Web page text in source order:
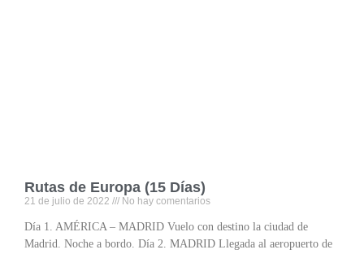
Rutas de Europa (15 Días)
21 de julio de 2022 No hay comentarios
Día 1. AMÉRICA – MADRID Vuelo con destino la ciudad de
Madrid. Noche a bordo. Día 2. MADRID Llegada al aeropuerto de